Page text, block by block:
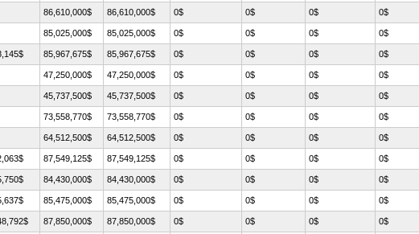
86,610,000$ 86,610,000$ 0$ 0$ 0$ 0$
85,025,000$ 85,025,000$ 0$ 0$ 0$ 0$
85,967,675$ 85,967,675$ 0$ 0$ 0$ 0$
47,250,000$ 47,250,000$ 0$ 0$ 0$ 0$
45,737,500$ 45,737,500$ 0$ 0$ 0$ 0$
73,558,770$ 73,558,770$ 0$ 0$ 0$ 0$
64,512,500$ 64,512,500$ 0$ 0$ 0$ 0$
87,549,125$ 87,549,125$ 0$ 0$ 0$ 0$
84,430,000$ 84,430,000$ 0$ 0$ 0$ 0$
85,475,000$ 85,475,000$ 0$ 0$ 0$ 0$
87,850,000$ 87,850,000$ 0$ 0$ 0$ 0$